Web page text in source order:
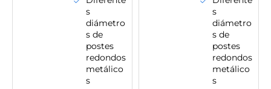
s
diámetro
s de
postes
redondos
metálico
s
s
diámetro
s de
postes
redondos
metálico
s